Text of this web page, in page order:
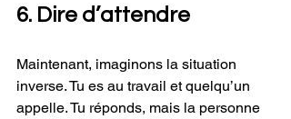
6. Dire d’attendre
Maintenant, imaginons la situation
inverse. Tu es au travail et quelqu’un
appelle. Tu réponds, mais la personne